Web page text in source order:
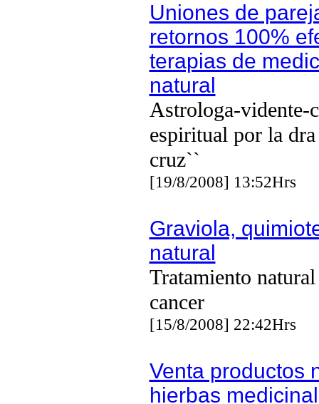
Uniones de
retornos 100%
terapias de
natural
Astrologa-vidente-
espiritual por la
cruz``
[19/8/2008] 13:52Hrs
Graviola,
natural
Tratamiento
cancer
[15/8/2008] 22:42Hrs
Venta productos
hierbas